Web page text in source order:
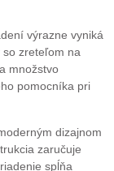
výrazne vyniká
so zreteľom na
množstvo
pomocníka pri
dizajnom
zaručuje
spĺňa